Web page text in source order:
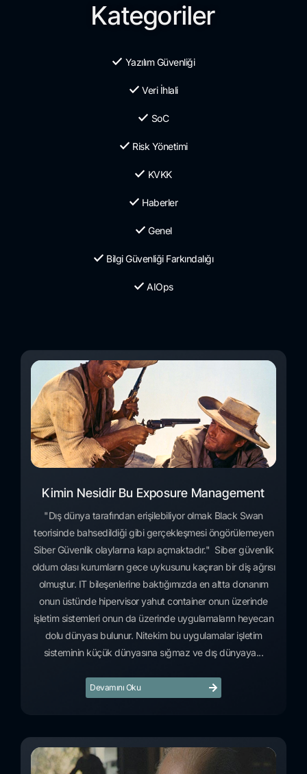
Kategoriler
Yazılım Güvenliği
Veri İhlali
SoC
Risk Yönetimi
KVKK
Haberler
Genel
Bilgi Güvenliği Farkındalığı
AIOps
Kimin Nesidir Bu Exposure Management
"Dış dünya tarafından erişilebiliyor olmak Black Swan
teorisinde bahsedildiği gibi gerçekleşmesi öngörülemeyen
Siber Güvenlik olaylarına kapı açmaktadır." Siber güvenlik
oldum olası kurumların gece uykusunu kaçıran bir diş ağrısı
olmuştur. IT bileşenlerine baktığımızda en altta donanım
onun üstünde hipervisor yahut container onun üzerinde
işletim sistemleri onun da üzerinde uygulamaların heyecan
dolu dünyası bulunur. Nitekim bu uygulamalar işletim
sisteminin küçük dünyasına sığmaz ve dış dünyaya...
Devamını Oku